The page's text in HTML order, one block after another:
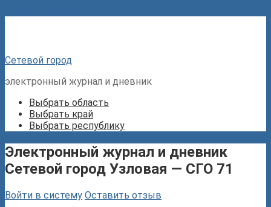
Сетевой город
электронный журнал и дневник
Выбрать область
Выбрать край
Выбрать республику
Электронный журнал и дневник
Сетевой город Узловая — СГО 71
Войти в систему Оставить отзыв